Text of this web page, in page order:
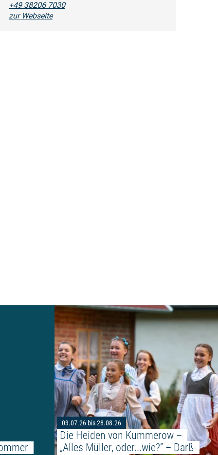
+49 38206 7030
zur Webseite
Zeichnungen, Malerei, Collagen"
Weiterlesen: "40. Schönberger Musiksommer
03.07.26 bis 28.08.26
Die Heiden von Kummerow –
„Alles Müller, oder...wie?” – Darß-